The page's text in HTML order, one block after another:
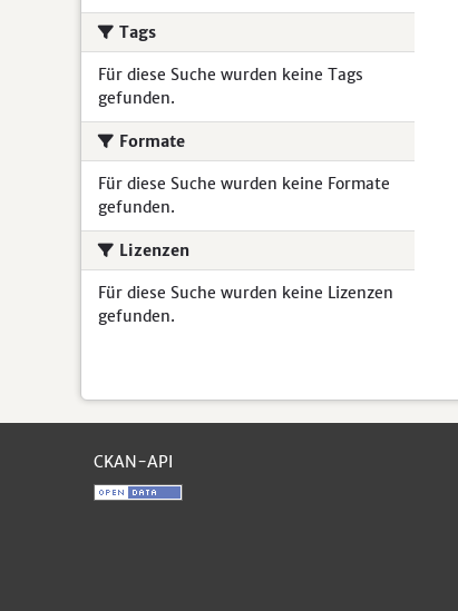
Tags
Für diese Suche wurden keine Tags
gefunden.
Formate
Für diese Suche wurden keine Formate
gefunden.
Lizenzen
Für diese Suche wurden keine Lizenzen
gefunden.
CKAN-API